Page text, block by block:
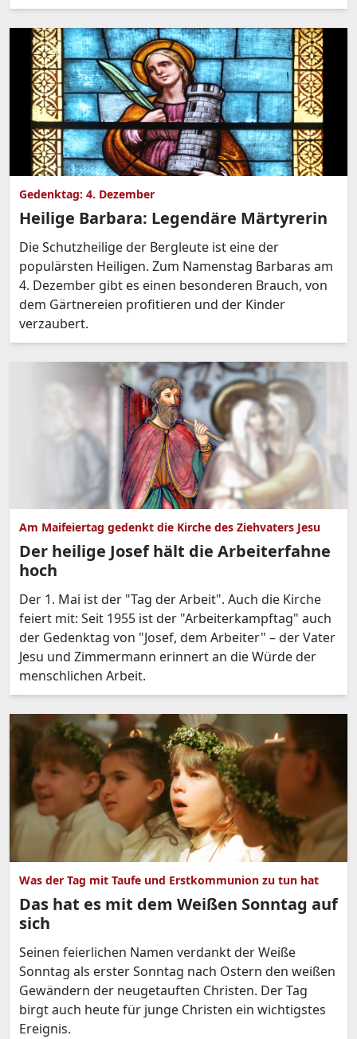
Gedenktag: 4. Dezember
Heilige Barbara: Legendäre Märtyrerin
Die Schutzheilige der Bergleute ist eine der
populärsten Heiligen. Zum Namenstag Barbaras am
4. Dezember gibt es einen besonderen Brauch, von
dem Gärtnereien profitieren und der Kinder
verzaubert.
Am Maifeiertag gedenkt die Kirche des Ziehvaters Jesu
Der heilige Josef hält die Arbeiterfahne
hoch
Der 1. Mai ist der "Tag der Arbeit". Auch die Kirche
feiert mit: Seit 1955 ist der "Arbeiterkampftag" auch
der Gedenktag von "Josef, dem Arbeiter" – der Vater
Jesu und Zimmermann erinnert an die Würde der
menschlichen Arbeit.
Was der Tag mit Taufe und Erstkommunion zu tun hat
Das hat es mit dem Weißen Sonntag auf
sich
Seinen feierlichen Namen verdankt der Weiße
Sonntag als erster Sonntag nach Ostern den weißen
Gewändern der neugetauften Christen. Der Tag
birgt auch heute für junge Christen ein wichtigstes
Ereignis.